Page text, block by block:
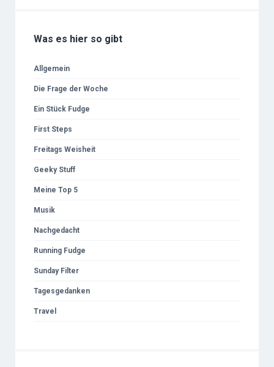
Was es hier so gibt
Allgemein
Die Frage der Woche
Ein Stück Fudge
First Steps
Freitags Weisheit
Geeky Stuff
Meine Top 5
Musik
Nachgedacht
Running Fudge
Sunday Filter
Tagesgedanken
Travel